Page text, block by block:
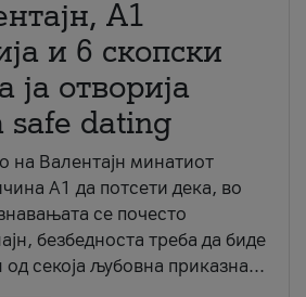
A1
и 6 скопски
отворија
safe dating
на Валентајн минатиот
А1 да потсети дека, во
се почесто
безбедноста треба да биде
од секоја љубовна приказна...